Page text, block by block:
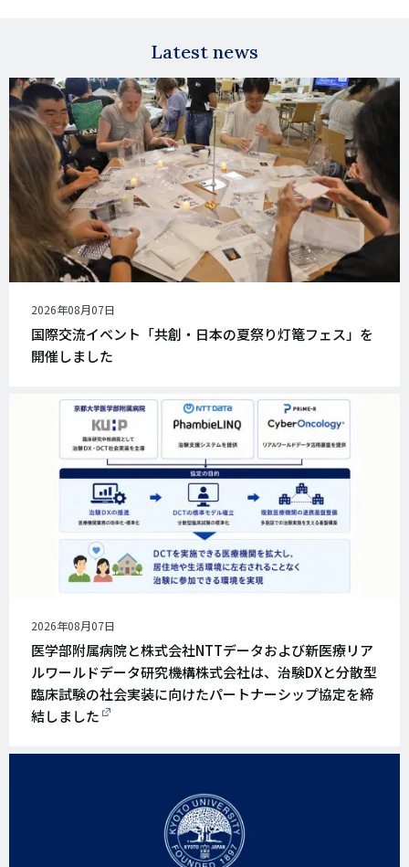
Latest news
公
開
日
2026年08月07日
国際交流イベント「共創・日本の夏祭り灯篭フェス」を
開催しました
公
開
日
2026年08月07日
医学部附属病院と株式会社NTTデータおよび新医療リア
ルワールドデータ研究機構株式会社は、治験DXと分散型
臨床試験の社会実装に向けたパートナーシップ協定を締
結しました